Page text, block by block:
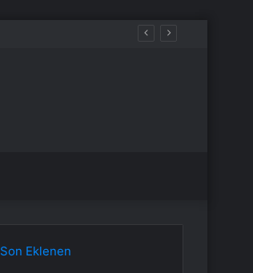
Son Eklenen